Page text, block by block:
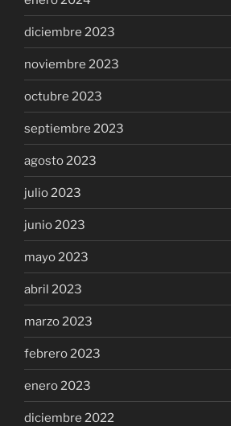
diciembre 2023
noviembre 2023
octubre 2023
septiembre 2023
agosto 2023
julio 2023
junio 2023
mayo 2023
abril 2023
marzo 2023
febrero 2023
enero 2023
diciembre 2022